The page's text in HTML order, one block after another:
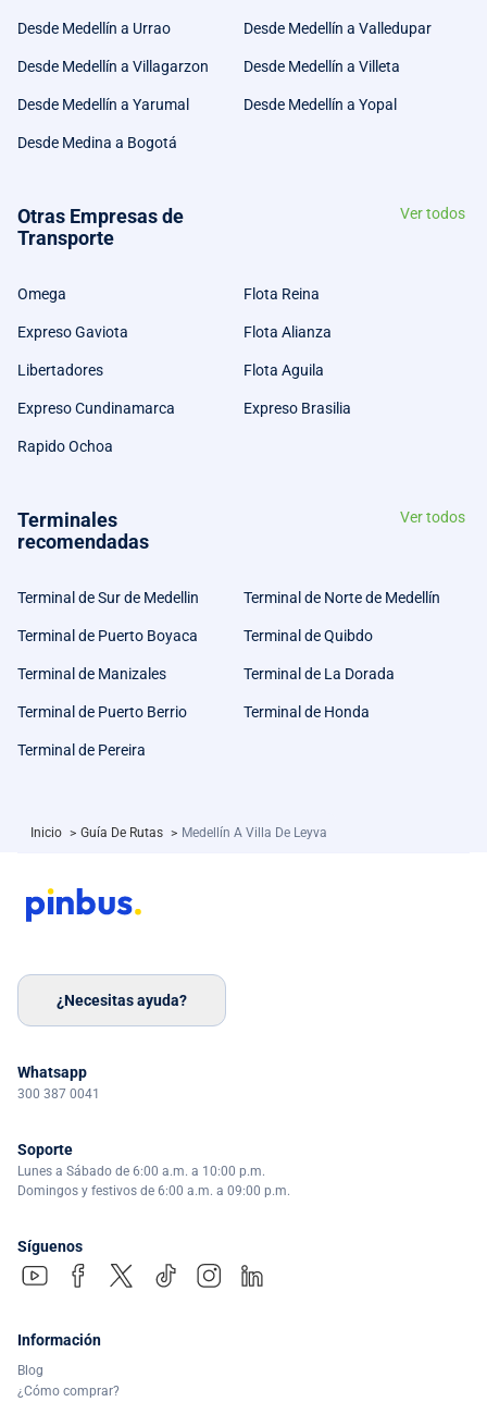
Desde Medellín a Urrao Desde Medellín a Valledupar
Desde Medellín a Villagarzon Desde Medellín a Villeta
Desde Medellín a Yarumal Desde Medellín a Yopal
Desde Medina a Bogotá
Otras Empresas de
Transporte
Ver todos
Omega Flota Reina
Expreso Gaviota Flota Alianza
Libertadores Flota Aguila
Expreso Cundinamarca Expreso Brasilia
Rapido Ochoa
Terminales
recomendadas
Ver todos
Terminal de Sur de Medellin Terminal de Norte de Medellín
Terminal de Puerto Boyaca Terminal de Quibdo
Terminal de Manizales Terminal de La Dorada
Terminal de Puerto Berrio Terminal de Honda
Terminal de Pereira
Inicio > Guía De Rutas > Medellín A Villa De Leyva
¿Necesitas ayuda?
Whatsapp
300 387 0041
Soporte
Lunes a Sábado de 6:00 a.m. a 10:00 p.m.
Domingos y festivos de 6:00 a.m. a 09:00 p.m.
Síguenos
Información
Blog
¿Cómo comprar?